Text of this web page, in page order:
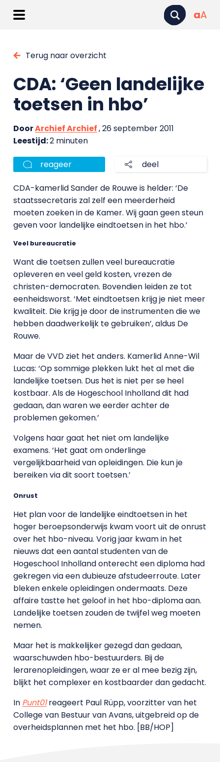
aA
Terug naar overzicht
CDA: ‘Geen landelijke
toetsen in hbo’
DoorArchief Archief, 26 september 2011
Leestijd:2 minuten
reageer deel
CDA-kamerlid Sander de Rouwe is helder: ‘De
staatssecretaris zal zelf een meerderheid
moeten zoeken in de Kamer. Wij gaan geen steun
geven voor landelijke eindtoetsen in het hbo.’
Veel bureaucratie
Want die toetsen zullen veel bureaucratie
opleveren en veel geld kosten, vrezen de
christen-democraten. Bovendien leiden ze tot
eenheidsworst. ‘Met eindtoetsen krijg je niet meer
kwaliteit. Die krijg je door de instrumenten die we
hebben daadwerkelijk te gebruiken’, aldus De
Rouwe.
Maar de VVD ziet het anders. Kamerlid Anne-Wil
Lucas: ‘Op sommige plekken lukt het al met die
landelijke toetsen. Dus het is niet per se heel
kostbaar. Als de Hogeschool Inholland dit had
gedaan, dan waren we eerder achter de
problemen gekomen.’
Volgens haar gaat het niet om landelijke
examens. ‘Het gaat om onderlinge
vergelijkbaarheid van opleidingen. Die kun je
bereiken via dit soort toetsen.’
Onrust
Het plan voor de landelijke eindtoetsen in het
hoger beroepsonderwijs kwam voort uit de onrust
over het hbo-niveau. Vorig jaar kwam in het
nieuws dat een aantal studenten van de
Hogeschool Inholland onterecht een diploma had
gekregen via een dubieuze afstudeerroute. Later
bleken enkele opleidingen ondermaats. Deze
affaire tastte het geloof in het hbo-diploma aan.
Landelijke toetsen zouden de twijfel weg moeten
nemen.
Maar het is makkelijker gezegd dan gedaan,
waarschuwden hbo-bestuurders. Bij de
lerarenopleidingen, waar ze er al mee bezig zijn,
blijkt het complexer en kostbaarder dan gedacht.
In Punt01reageert Paul Rüpp, voorzitter van het
College van Bestuur van Avans, uitgebreid op de
overheidsplannen met het hbo. [BB/HOP]